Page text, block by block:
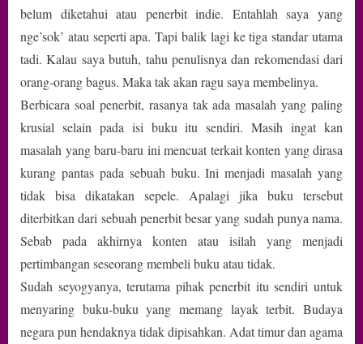
belum diketahui atau penerbit indie. Entahlah saya yang
nge’sok’ atau seperti apa. Tapi balik lagi ke tiga standar utama
tadi. Kalau saya butuh, tahu penulisnya dan rekomendasi dari
orang-orang bagus. Maka tak akan ragu saya membelinya.
Berbicara soal penerbit, rasanya tak ada masalah yang paling
krusial selain pada isi buku itu sendiri. Masih ingat kan
masalah yang baru-baru ini mencuat terkait konten yang dirasa
kurang pantas pada sebuah buku. Ini menjadi masalah yang
tidak bisa dikatakan sepele. Apalagi jika buku tersebut
diterbitkan dari sebuah penerbit besar yang sudah punya nama.
Sebab pada akhirnya konten atau isilah yang menjadi
pertimbangan seseorang membeli buku atau tidak.
Sudah seyogyanya, terutama pihak penerbit itu sendiri untuk
menyaring buku-buku yang memang layak terbit. Budaya
negara pun hendaknya tidak dipisahkan. Adat timur dan agama